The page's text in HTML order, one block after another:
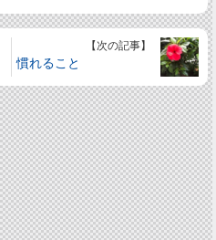
【次の記事】
慣れること